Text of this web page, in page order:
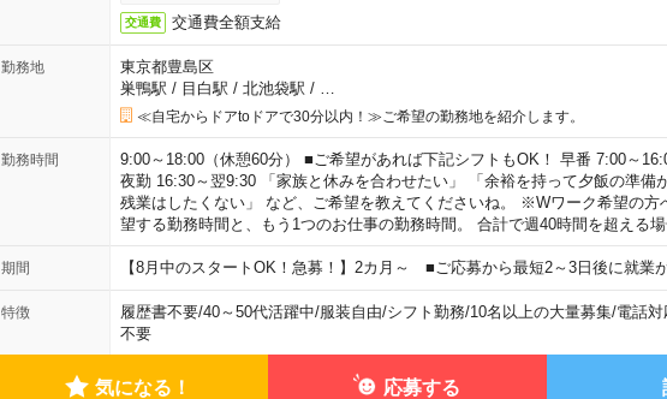
交通費 交通費全額支給
勤務地
東京都豊島区
巣鴨駅 / 目白駅 / 北池袋駅 /
≪自宅からドアtoドアで30分以内！≫ご希望の勤務地を紹介します。
勤務時間
9:00～18:00（休憩60分） ■ご希望があれば下記シフトもOK！ 早番 7:00～
夜勤 16:30～翌9:30 「家族と休みを合わせたい」 「余裕を持って夕飯の準備
残業はしたくない」 など、ご希望を教えてくださいね。 ※Wワーク希望の方
望する勤務時間と、もう1つのお仕事の勤務時間。 合計で週40時間を超える場
期間 【8月中のスタートOK！急募！】2カ月～ ■ご応募から最短2～3日後に就業
特徴 履歴書不要/40～50代活躍中/服装自由/シフト勤務/10名以上の大量募集/電話対
不要
気になる！ 応募する